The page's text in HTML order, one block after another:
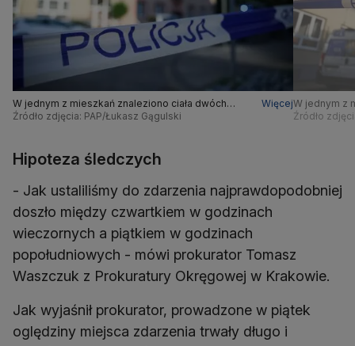
W jednym z mieszkań znaleziono ciała dwóch
kobiet w wieku 59 i 27 lat, 35-letniego mężczyzny
Więcej
Źródło zdjęcia: PAP/Łukasz Gągulski
W jednym z
kobiet w
Źródło
Hipoteza śledczych
- Jak ustaliliśmy do zdarzenia najprawdopodobniej
doszło między czwartkiem w godzinach
wieczornych a piątkiem w godzinach
popołudniowych - mówi prokurator Tomasz
Waszczuk z Prokuratury Okręgowej w Krakowie.
Jak wyjaśnił prokurator, prowadzone w piątek
oględziny miejsca zdarzenia trwały długo i